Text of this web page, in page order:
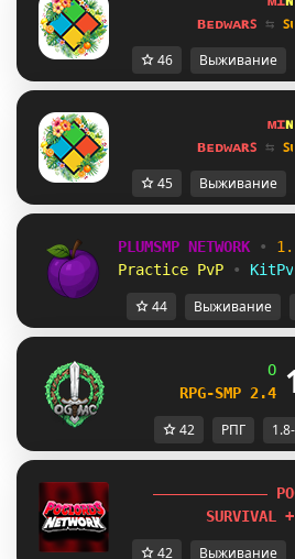
ʙᴇᴅᴡᴀʀꜱ ⇆
46 Выживание
ᴍɪɴᴇ
ʙᴇᴅᴡᴀʀꜱ ⇆
45 Выживание
PLUMSMP NETWORK •
Practice PvP
• KitPvP
44 Выживание
OG -
RPG-SMP 2.4
42 РПГ
PO
SURVIVAL +
42 Выживание